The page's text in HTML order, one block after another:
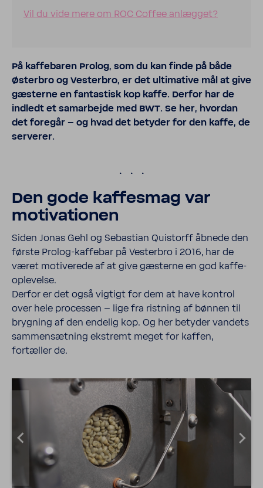
Vil du vide mere om ROC Coffee anlægget?
På kaffe­baren Prolog, som du kan finde på både
Østerbro og Vesterbro, er det ulti­ma­tive mål at give
gæsterne en fanta­stisk kop kaffe. Derfor har de
indledt et samar­bejde med BWT. Se her, hvordan
det foregår – og hvad det betyder for den kaffe, de
serverer.
.
Den gode kaffesmag var
moti­va­tionen
Siden Jonas Gehl og Seba­stian Quistorff åbnede den
første Prolog-​kaffebar på Vesterbro i 2016, har de
været moti­ve­rede af at give gæsterne en god kaffe­
op­le­velse.
Derfor er det også vigtigt for dem at have kontrol
over hele processen – lige fra rist­ning af bønnen til
bryg­ning af den endelig kop. Og her betyder vandets
sammen­sæt­ning ekstremt meget for kaffen,
fortæller de.